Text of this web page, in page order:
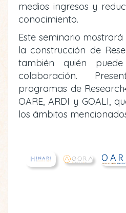
medios ingresos y
conocimiento.
Este seminario
la construcción de
también quién
colaboración.
programas de
OARE, ARDI y GOALI,
los ámbitos